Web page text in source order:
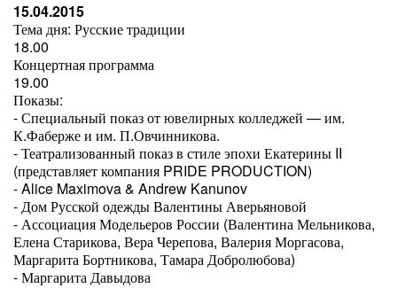
15.04.2015
Тема дня: Русские традиции
18.00
Концертная программа
19.00
Показы:
- Специальный показ от ювелирных колледжей — им.
К.Фаберже и им. П.Овчинникова.
- Театрализованный показ в стиле эпохи Екатерины II
(представляет компания PRIDE PRODUCTION)
- Alice Maximova & Andrew Kanunov
- Дом Русской одежды Валентины Аверьяновой
- Ассоциация Модельеров России (Валентина Мельникова,
Елена Старикова, Вера Черепова, Валерия Моргасова,
Маргарита Бортникова, Тамара Добролюбова)
- Маргарита Давыдова